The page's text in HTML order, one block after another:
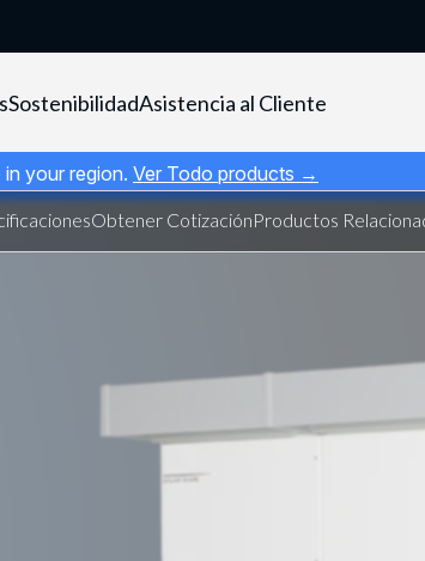
SostenibilidadAsistencia al Cliente
in your region. Ver Todo products →